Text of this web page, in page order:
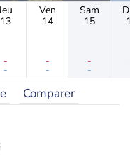
13
-
-
Ven
14
-
-
Sam
15
-
-
Comparer